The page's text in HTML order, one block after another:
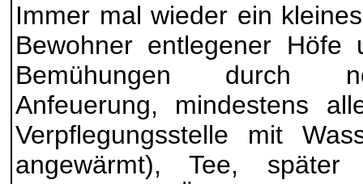
Immer mal wieder ein
Bewohner entlegener Höfe
Bemühungen durch
Anfeuerung, mindestens
Verpflegungsstelle mit
angewärmt), Tee,